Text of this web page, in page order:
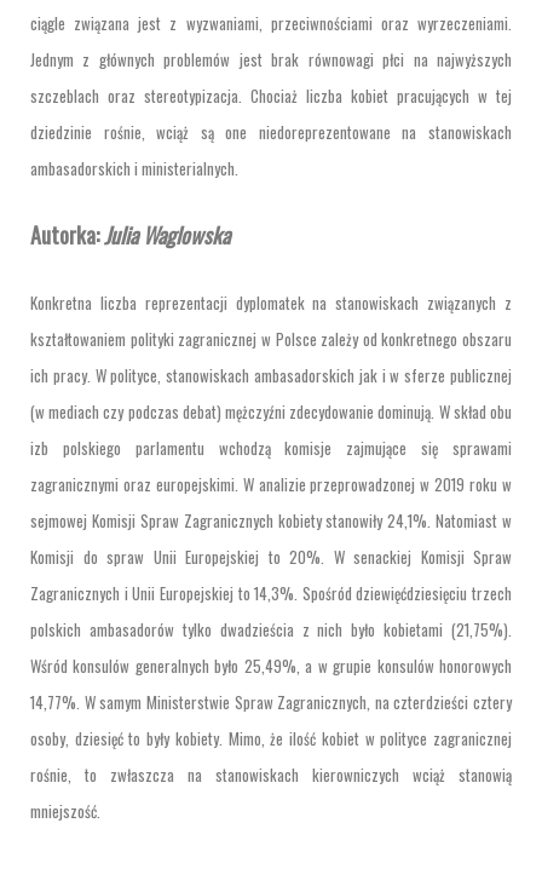
ciągle związana jest z wyzwaniami, przeciwnościami oraz wyrzeczeniami.
Jednym z głównych problemów jest brak równowagi płci na najwyższych
szczeblach oraz stereotypizacja. Chociaż liczba kobiet pracujących w tej
dziedzinie rośnie, wciąż są one niedoreprezentowane na stanowiskach
ambasadorskich i ministerialnych.
Autorka:Julia Waglowska
Konkretna liczba reprezentacji dyplomatek na stanowiskach związanych z
kształtowaniem polityki zagranicznej w Polsce zależy od konkretnego obszaru
ich pracy. W polityce, stanowiskach ambasadorskich jak i w sferze publicznej
(w mediach czy podczas debat) mężczyźni zdecydowanie dominują. W skład obu
izb polskiego parlamentu wchodzą komisje zajmujące się sprawami
zagranicznymi oraz europejskimi. W analizie przeprowadzonej w 2019 roku w
sejmowej Komisji Spraw Zagranicznych kobiety stanowiły 24,1%. Natomiast w
Komisji do spraw Unii Europejskiej to 20%. W senackiej Komisji Spraw
Zagranicznych i Unii Europejskiej to 14,3%. Spośród dziewięćdziesięciu trzech
polskich ambasadorów tylko dwadzieścia z nich było kobietami (21,75%).
Wśród konsulów generalnych było 25,49%, a w grupie konsulów honorowych
14,77%. W samym Ministerstwie Spraw Zagranicznych, na czterdzieści cztery
osoby, dziesięć to były kobiety. Mimo, że ilość kobiet w polityce zagranicznej
rośnie, to zwłaszcza na stanowiskach kierowniczych wciąż stanowią
mniejszość.